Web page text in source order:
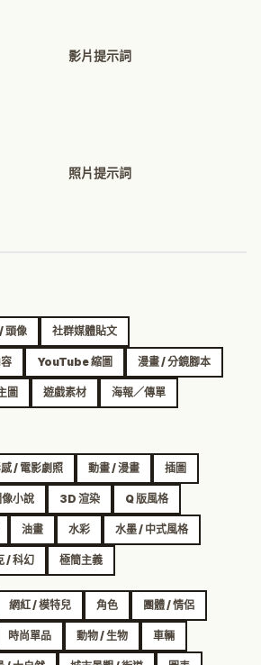
影片提示詞
照片提示詞
頭像 社群媒體貼文
YouTube 縮圖 漫畫 / 分鏡腳本
圖 遊戲素材 海報／傳單
/ 電影劇照 動畫 / 漫畫 插圖
小說 3D 渲染 Q 版風格
油畫 水彩 水墨 / 中式風格
/ 科幻 極簡主義
網紅 / 模特兒 角色 團體 / 情侶
時尚單品 動物 / 生物 車輛